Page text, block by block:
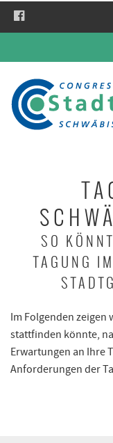
Rückruf
Sie haben momentan
telefonisch mit uns
Name
Wunsch-Zeitfenster
Rückruf anfordern!
Für konkrete
Informationen zu
Vor- und Nachname
SO
TAGUNG
Im Folgenden zeigen
stattfinden könnte,
Erwartungen an Ihre
Anforderungen der